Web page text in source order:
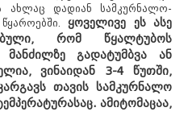
ახლაც დადიან სამკურნალო-
ყოველივე ეს ასე
რომ წყალტუბოს
გადატუმბვა ან
ვინაიდან 3-4 წუთში,
თავის სამკურნალო
ამიტომაცაა,